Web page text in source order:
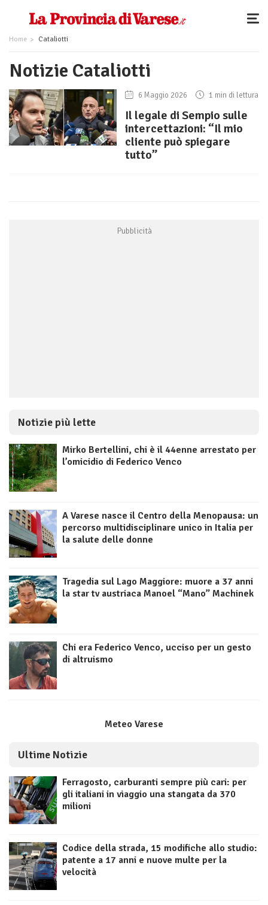
Home Cataliotti
Notizie Cataliotti
6 Maggio 2026 1 min di lettura
Il legale di Sempio sulle
intercettazioni: “Il mio
cliente può spiegare
tutto”
Notizie più lette
Mirko Bertellini, chi è il 44enne arrestato per
l’omicidio di Federico Venco
A Varese nasce il Centro della Menopausa: un
percorso multidisciplinare unico in Italia per
la salute delle donne
Tragedia sul Lago Maggiore: muore a 37 anni
la star tv austriaca Manoel “Mano” Machinek
Chi era Federico Venco, ucciso per un gesto
di altruismo
Meteo Varese
Ultime Notizie
Ferragosto, carburanti sempre più cari: per
gli italiani in viaggio una stangata da 370
milioni
Codice della strada, 15 modifiche allo studio:
patente a 17 anni e nuove multe per la
velocità